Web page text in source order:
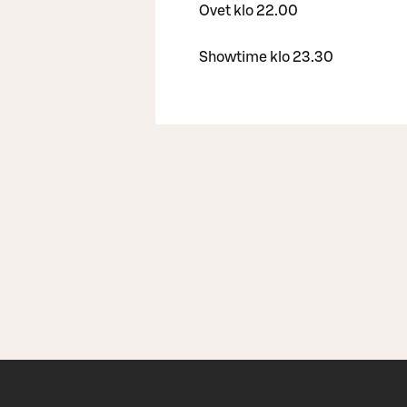
Ovet klo 22.00
Showtime klo 23.30